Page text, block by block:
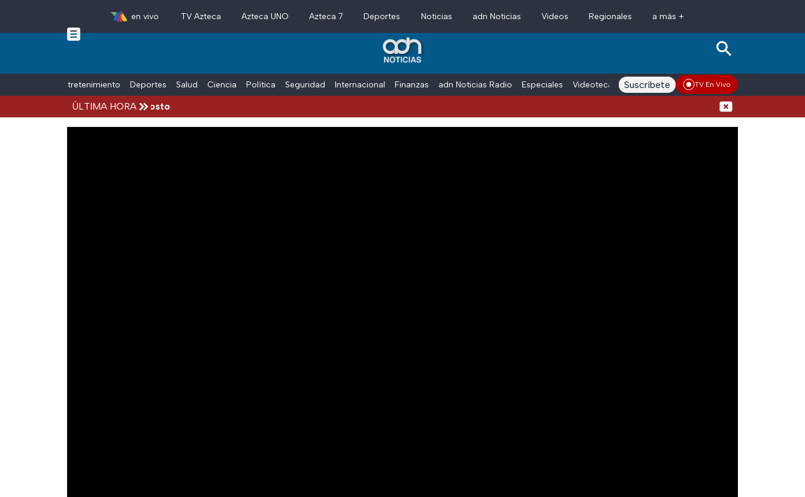
Skip to main content
en vivo TV Azteca Azteca UNO Azteca 7 Deportes Noticias adn Noticias Videos Regionales a más +
Entretenimiento Deportes Salud Ciencia Política Seguridad Internacional Finanzas adn Noticias Radio Especiales Videoteca Conductores Voces adn Noticias
Suscríbete TV En Vivo
ÚLTIMA HORA
hoy viernes 7 de agosto